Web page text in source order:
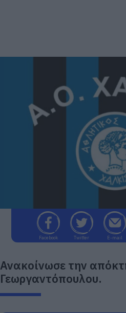
Facebook Twitter E-mail
Ανακοίνωσε την
Γεωργαντόπουλου.